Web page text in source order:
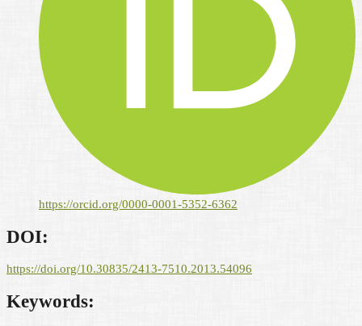
https://orcid.org/0000-0001-5352-6362
DOI:
https://doi.org/10.30835/2413-7510.2013.54096
Keywords: